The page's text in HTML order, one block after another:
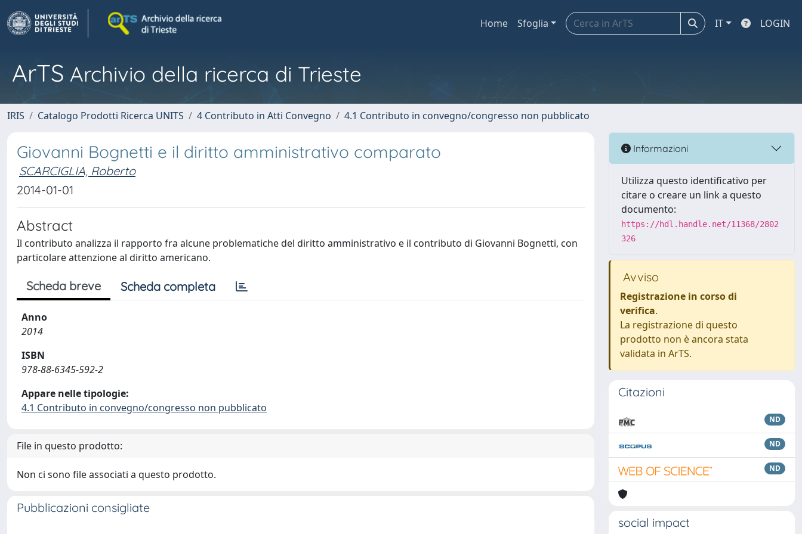
Home Sfoglia IT LOGIN
ArTS Archivio della ricerca di Trieste
IRIS Catalogo Prodotti Ricerca UNITS 4 Contributo in Atti Convegno 4.1 Contributo in convegno/congresso non pubblicato
Giovanni Bognetti e il diritto amministrativo comparato
SCARCIGLIA, Roberto
2014-01-01
Abstract
Il contributo analizza il rapporto fra alcune problematiche del diritto amministrativo e il contributo di Giovanni Bognetti, con
particolare attenzione al diritto americano.
Scheda breve Scheda completa
Anno
2014
ISBN
978-88-6345-592-2
Appare nelle tipologie:
4.1 Contributo in convegno/congresso non pubblicato
File in questo prodotto:
Non ci sono file associati a questo prodotto.
Pubblicazioni consigliate
Informazioni
Utilizza questo identificativo per
citare o creare un link a questo
documento:
https://hdl.handle.net/11368/2802
326
Avviso
Registrazione in corso di
verifica.
La registrazione di questo
prodotto non è ancora stata
validata in ArTS.
Citazioni
ND
ND
ND
social impact